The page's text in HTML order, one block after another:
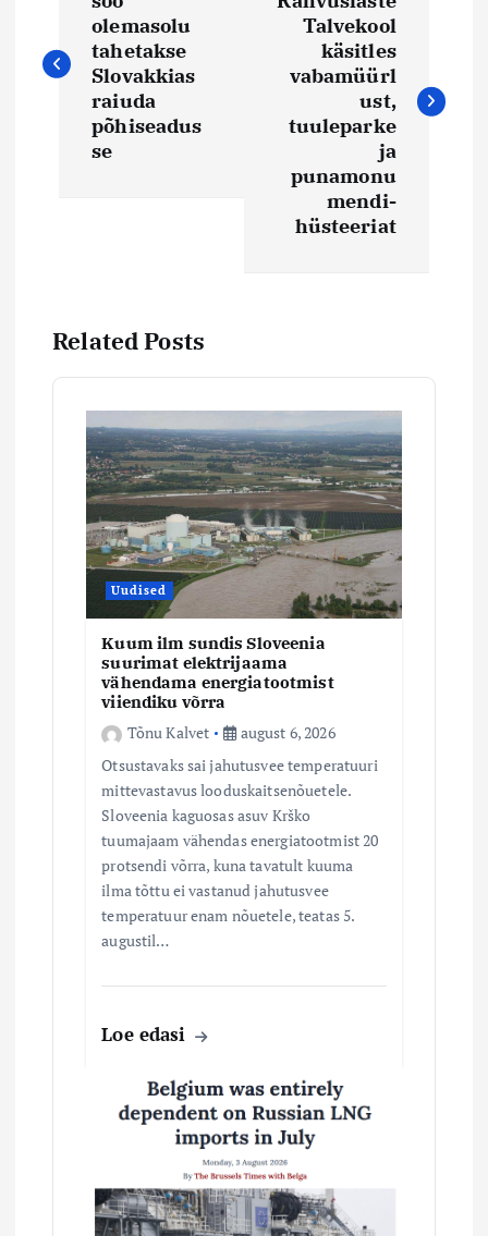
v
r
olemasolu
tahetakse
Slovakkias
raiuda
põhiseadus
se
Talvekool
käsitles
vabamüürl
ust,
tuuleparke
ja
punamonu
mendi-
hüsteeriat
Related Posts
Uudised
Kuum ilm sundis Sloveenia
suurimat elektrijaama
vähendama energiatootmist
viiendiku võrra
Tõnu Kalvet
august 6, 2026
Otsustavaks sai jahutusvee temperatuuri
mittevastavus looduskaitsenõuetele.
Sloveenia kaguosas asuv Krško
tuumajaam vähendas energiatootmist 20
protsendi võrra, kuna tavatult kuuma
ilma tõttu ei vastanud jahutusvee
temperatuur enam nõuetele, teatas 5.
augustil…
Loe edasi